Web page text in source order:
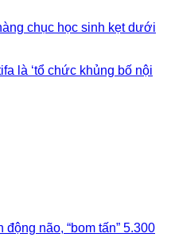
chục học sinh kẹt dưới
là ‘tổ chức khủng bố nội
não, “bom tấn” 5.300